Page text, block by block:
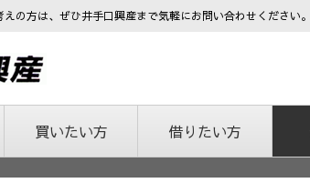
の方は、ぜひ井手口興産まで気軽にお問い合わせください。
買いたい方 借りたい方